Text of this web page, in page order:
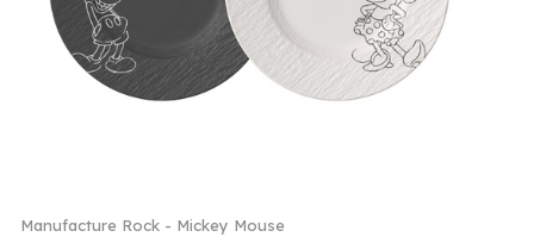
Manufacture Rock - Mickey Mouse